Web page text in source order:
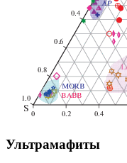
Ультрамафиты